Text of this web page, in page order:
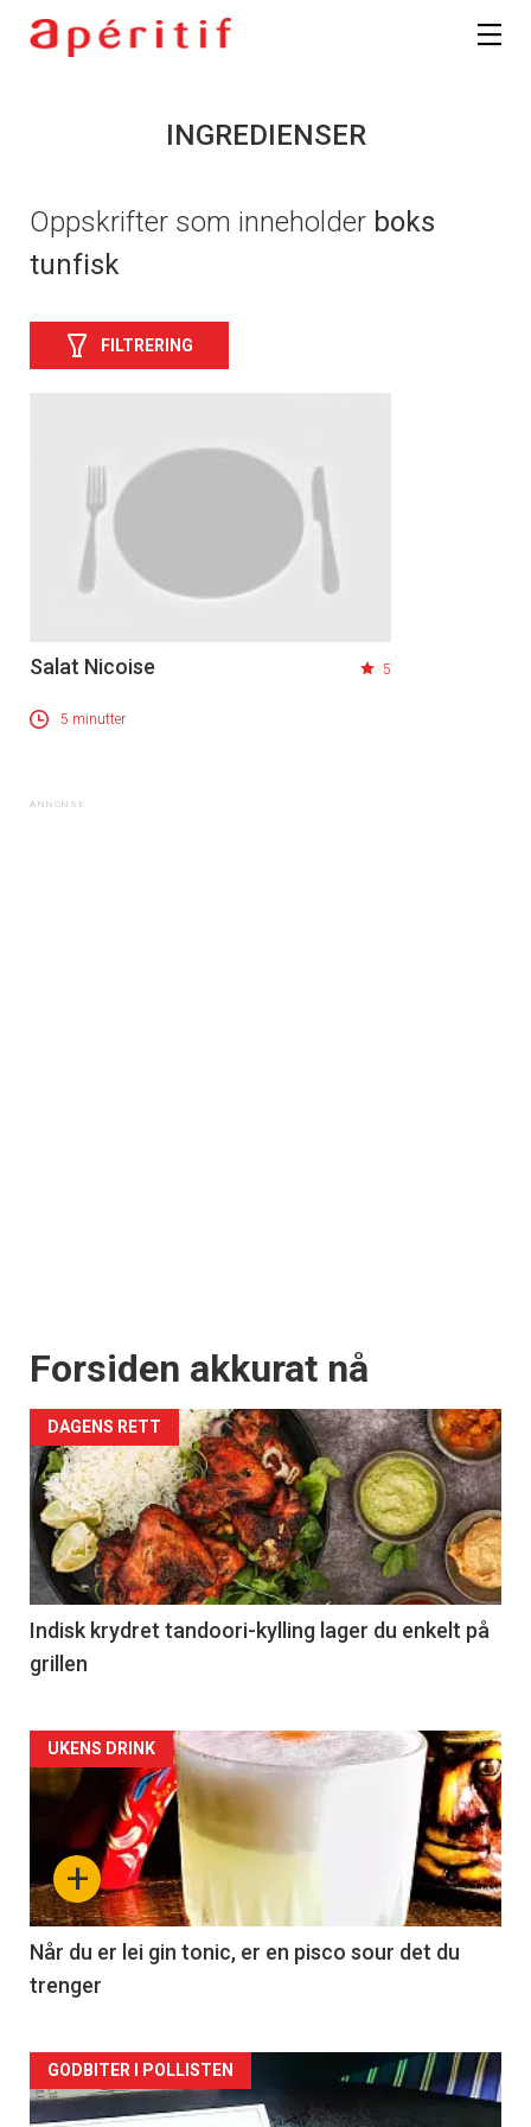
INGREDIENSER
Oppskrifter som inneholder boks
tunfisk
FILTRERING
Salat Nicoise 5
5 minutter
Forsiden akkurat nå
DAGENS RETT
Indisk krydret tandoori-kylling lager du enkelt på
grillen
Forsiden
akkurat
nå
-
2
+
UKENS DRINK
Når du er lei gin tonic, er en pisco sour det du
trenger
Forsiden
GODBITER I POLLISTEN